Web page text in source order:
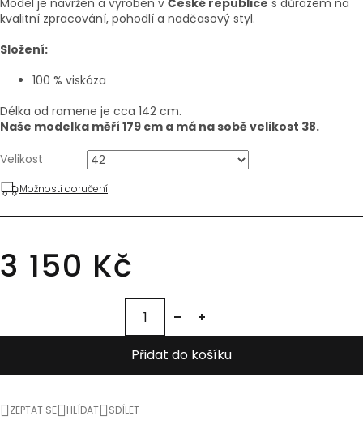
3 150 Kč
Velikost
Možnosti doručení
Přidat do košíku
Model je navržen a vyroben v České republice s důrazem na
kvalitní zpracování, pohodlí a nadčasový styl.
Složení:
100 % viskóza
Délka od ramene je cca 142 cm.
Naše modelka měří 179 cm a má na sobě velikost 38.
ZEPTAT SE HLÍDAT SDÍLET